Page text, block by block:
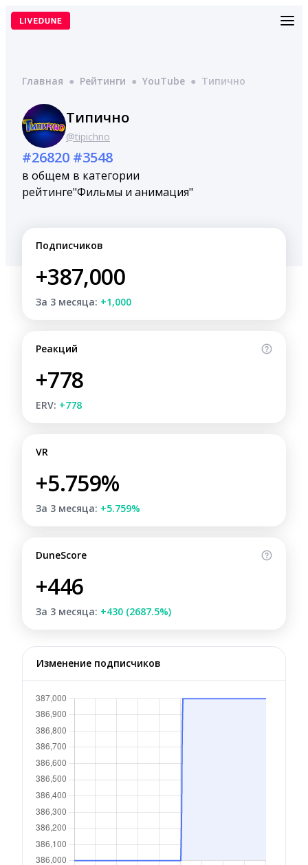
Перейти
Главная ● Рейтинги ● YouTube ● Типично
Типично
@tipichno
#26820
в общем
рейтинге
#3548
в категории
"Фильмы и анимация"
Подписчиков
+387,000
За 3 месяца: +1,000
Реакций
+778
ERV: +778
VR
+5.759%
За 3 месяца: +5.759%
DuneScore
+446
За 3 месяца: +430 (2687.5%)
Изменение подписчиков